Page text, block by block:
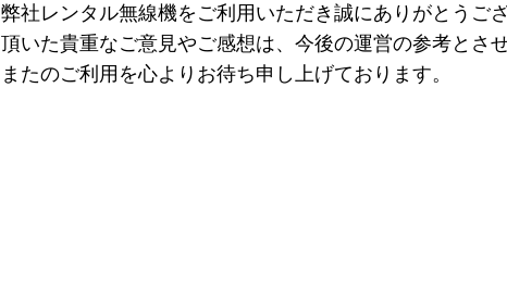
弊社レンタル無線機をご利用いただき誠にありがとうござ
頂いた貴重なご意見やご感想は、今後の運営の参考とさ
またのご利用を心よりお待ち申し上げております。